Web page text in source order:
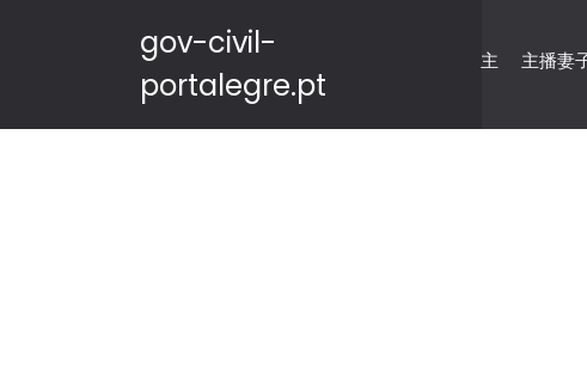
gov-civil-
portalegre.pt
主 主播妻